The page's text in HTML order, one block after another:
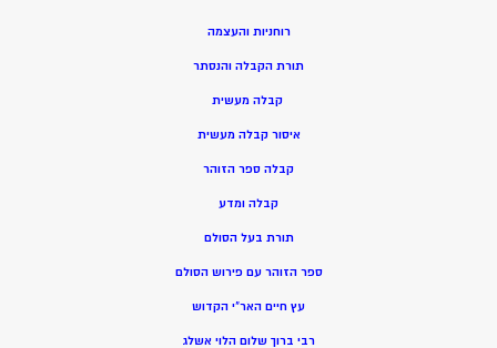
רוחניות והעצמה
תורת הקבלה והנסתר
קבלה מעשית
איסור קבלה מעשית
קבלה ספר הזוהר
קבלה ומדע
תורת בעל הסולם
ספר הזוהר עם פירוש הסולם
עץ חיים האר”י הקדוש
רבי ברוך שלום הלוי אשלג